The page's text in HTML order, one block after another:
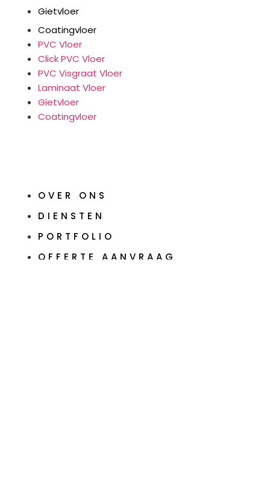
OVER ONS
DIENSTEN
PORTFOLIO
OFFERTE AANVRAAG
Gietvloer
Coatingvloer
PVC Vloer
Click PVC Vloer
PVC Visgraat Vloer
Laminaat Vloer
Gietvloer
Coatingvloer